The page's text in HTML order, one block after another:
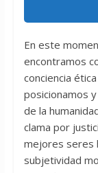
En este
encontramos
conciencia
posicionamos
de la
clama por
mejores seres
subjetividad